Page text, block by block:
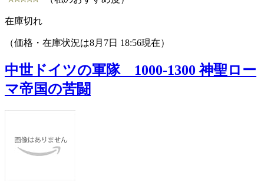
在庫切れ
（価格・在庫状況は8月7日 18:56現在）
中世ドイツの軍隊 1000-1300 神聖ロー
マ帝国の苦闘